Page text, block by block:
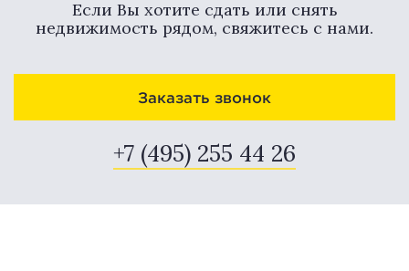
Если Вы хотите сдать или снять
недвижимость рядом, свяжитесь с нами.
Заказать звонок
+7 (495) 255 44 26